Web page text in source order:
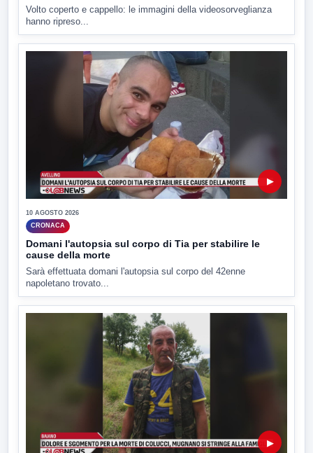
Volto coperto e cappello: le immagini della videosorveglianza
hanno ripreso...
▶
10 AGOSTO 2026
CRONACA
Domani l'autopsia sul corpo di Tia per stabilire le
cause della morte
Sarà effettuata domani l'autopsia sul corpo del 42enne
napoletano trovato...
▶